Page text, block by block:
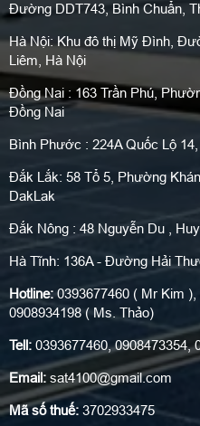
Đường DDT743, Bình Chuẩn,
Hà Nội: Khu đô thị Mỹ Đình,
Liêm, Hà Nội
Đồng Nai : 163 Trần Phú,
Đồng Nai
Bình Phước : 224A Quốc Lộ
Đắk Lắk: 58 Tổ 5, Phường
DakLak
Đắk Nông : 48 Nguyễn Du ,
Hà Tĩnh: 136A - Đường Hải
Hotline: 0393677460 ( Mr Kim
0908934198 ( Ms. Thảo)
Tell: 0393677460, 0908473354,
Email: sat4100@gmail.com
Mã số thuế: 3702933475